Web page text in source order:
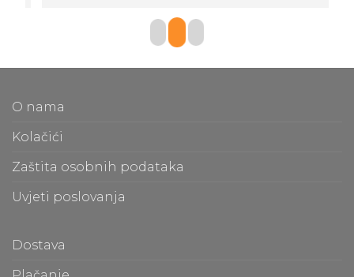
O nama
Kolačići
Zaštita osobnih podataka
Uvjeti poslovanja
Dostava